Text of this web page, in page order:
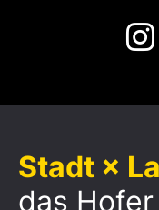
Stadt ×
das